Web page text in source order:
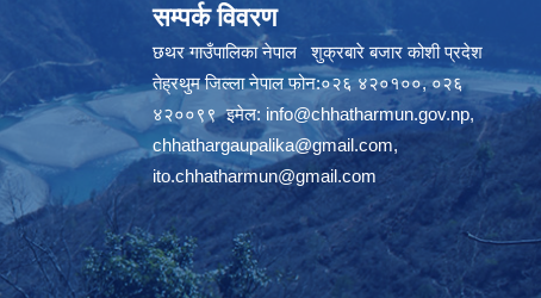
सम्पर्क विवरण
छथर गाउँपालिका नेपाल शुक्रबारे बजार कोशी प्रदेश
तेह्रथुम जिल्ला नेपाल फोन:०२६ ४२०१००, ०२६
४२००९९ इमेल: info@chhatharmun.gov.np,
chhathargaupalika@gmail.com,
ito.chhatharmun@gmail.com